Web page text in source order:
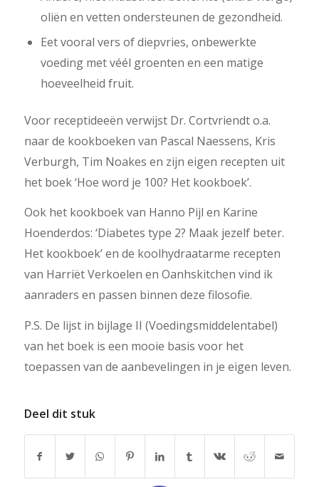
oliën en vetten ondersteunen de gezondheid.
Eet vooral vers of diepvries, onbewerkte
voeding met véél groenten en een matige
hoeveelheid fruit.
Voor receptideeën verwijst Dr. Cortvriendt o.a.
naar de kookboeken van Pascal Naessens, Kris
Verburgh, Tim Noakes en zijn eigen recepten uit
het boek ‘Hoe word je 100? Het kookboek’.
Ook het kookboek van Hanno Pijl en Karine
Hoenderdos: ‘Diabetes type 2? Maak jezelf beter.
Het kookboek’ en de koolhydraatarme recepten
van Harriët Verkoelen en Oanhskitchen vind ik
aanraders en passen binnen deze filosofie.
P.S. De lijst in bijlage II (Voedingsmiddelentabel)
van het boek is een mooie basis voor het
toepassen van de aanbevelingen in je eigen leven.
Deel dit stuk